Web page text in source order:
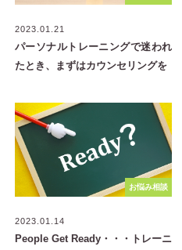
2023.01.21
パーソナルトレーニングで迷われ
たとき、まずはカウンセリングを
お悩み相談
2023.01.14
People Get Ready・・・トレーニ